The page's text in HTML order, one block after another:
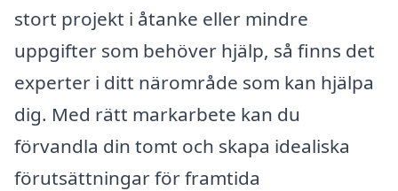
stort projekt i åtanke eller mindre
uppgifter som behöver hjälp, så finns det
experter i ditt närområde som kan hjälpa
dig. Med rätt markarbete kan du
förvandla din tomt och skapa idealiska
förutsättningar för framtida